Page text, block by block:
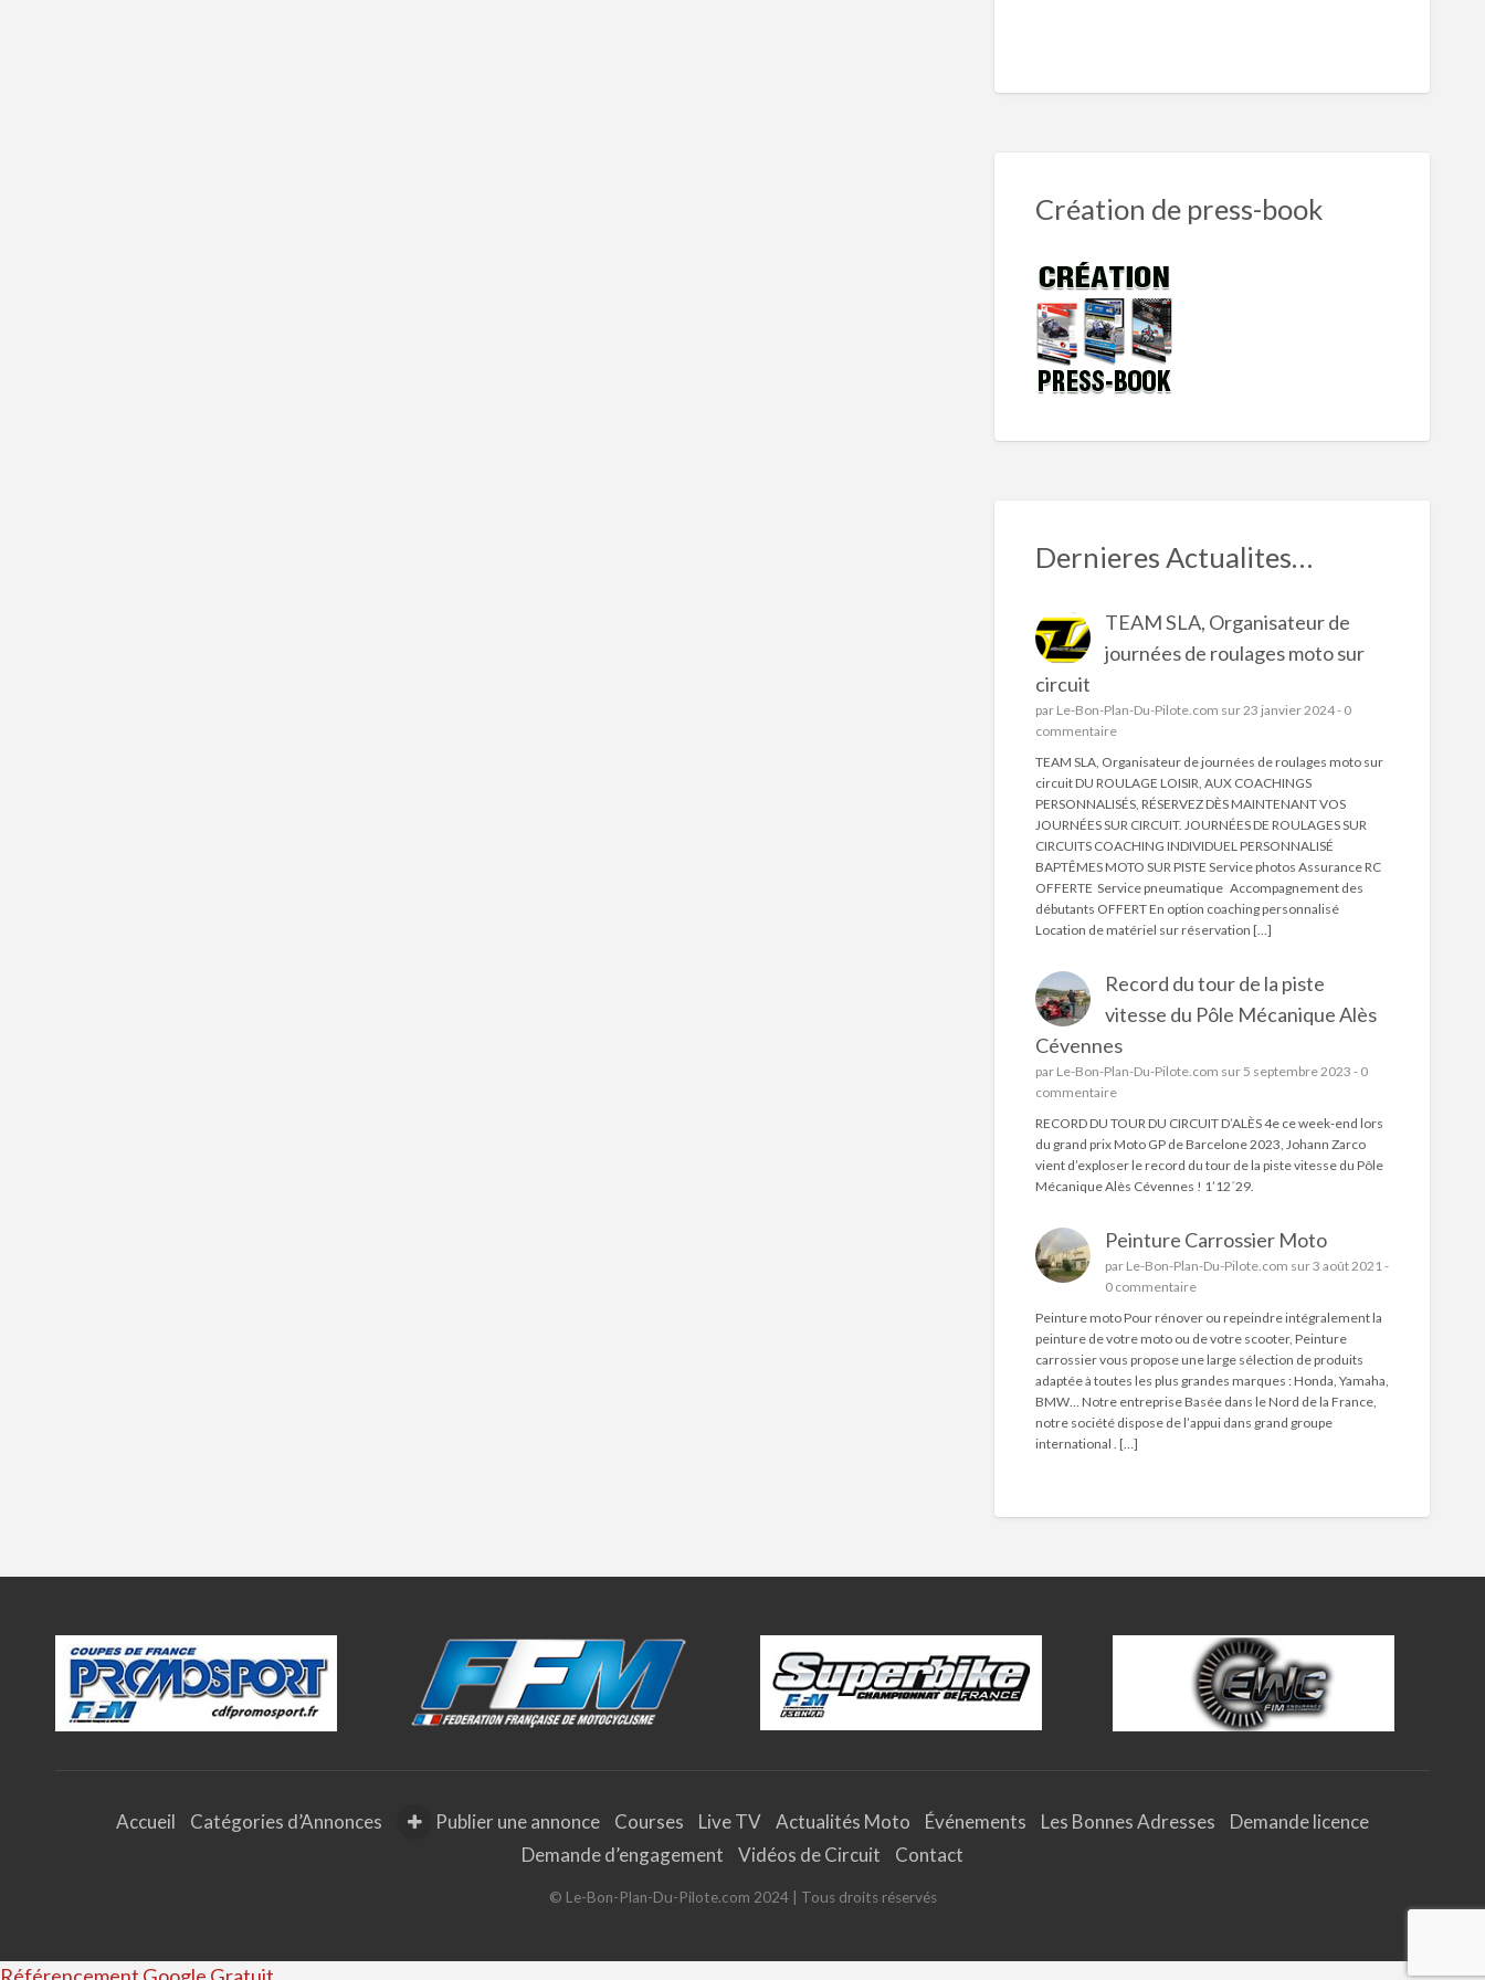
Création de press-book
Dernieres Actualites…
TEAM SLA, Organisateur de
journées de roulages moto sur
circuit
par Le-Bon-Plan-Du-Pilote.com sur 23 janvier 2024 - 0
commentaire
TEAM SLA, Organisateur de journées de roulages moto sur
circuit DU ROULAGE LOISIR, AUX COACHINGS
PERSONNALISÉS, RÉSERVEZ DÈS MAINTENANT VOS
JOURNÉES SUR CIRCUIT. JOURNÉES DE ROULAGES SUR
CIRCUITS COACHING INDIVIDUEL PERSONNALISÉ
BAPTÊMES MOTO SUR PISTE Service photos Assurance RC
OFFERTE Service pneumatique Accompagnement des
débutants OFFERT En option coaching personnalisé
Location de matériel sur réservation […]
Record du tour de la piste
vitesse du Pôle Mécanique Alès
Cévennes
par Le-Bon-Plan-Du-Pilote.com sur 5 septembre 2023 - 0
commentaire
RECORD DU TOUR DU CIRCUIT D’ALÈS 4e ce week-end lors
du grand prix Moto GP de Barcelone 2023, Johann Zarco
vient d’exploser le record du tour de la piste vitesse du Pôle
Mécanique Alès Cévennes ! 1’12´29.
Peinture Carrossier Moto
par Le-Bon-Plan-Du-Pilote.com sur 3 août 2021 -
0 commentaire
Peinture moto Pour rénover ou repeindre intégralement la
peinture de votre moto ou de votre scooter, Peinture
carrossier vous propose une large sélection de produits
adaptée à toutes les plus grandes marques : Honda, Yamaha,
BMW… Notre entreprise Basée dans le Nord de la France,
notre société dispose de l’appui dans grand groupe
international . […]
Accueil Catégories d’Annonces Publier une annonce Courses Live TV Actualités Moto Événements Les Bonnes Adresses
Demande licence
Demande d’engagement
Vidéos de Circuit Contact
© Le-Bon-Plan-Du-Pilote.com 2024 | Tous droits réservés